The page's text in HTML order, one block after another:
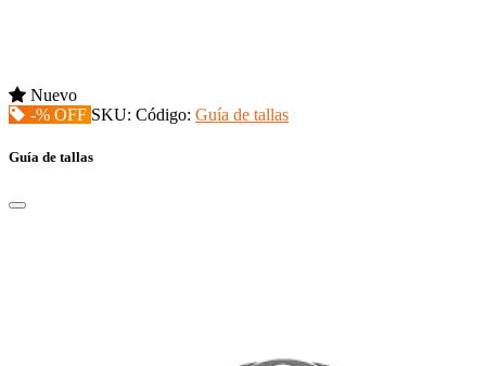
Nuevo
-% OFF SKU: Código: Guía de tallas
Guía de tallas